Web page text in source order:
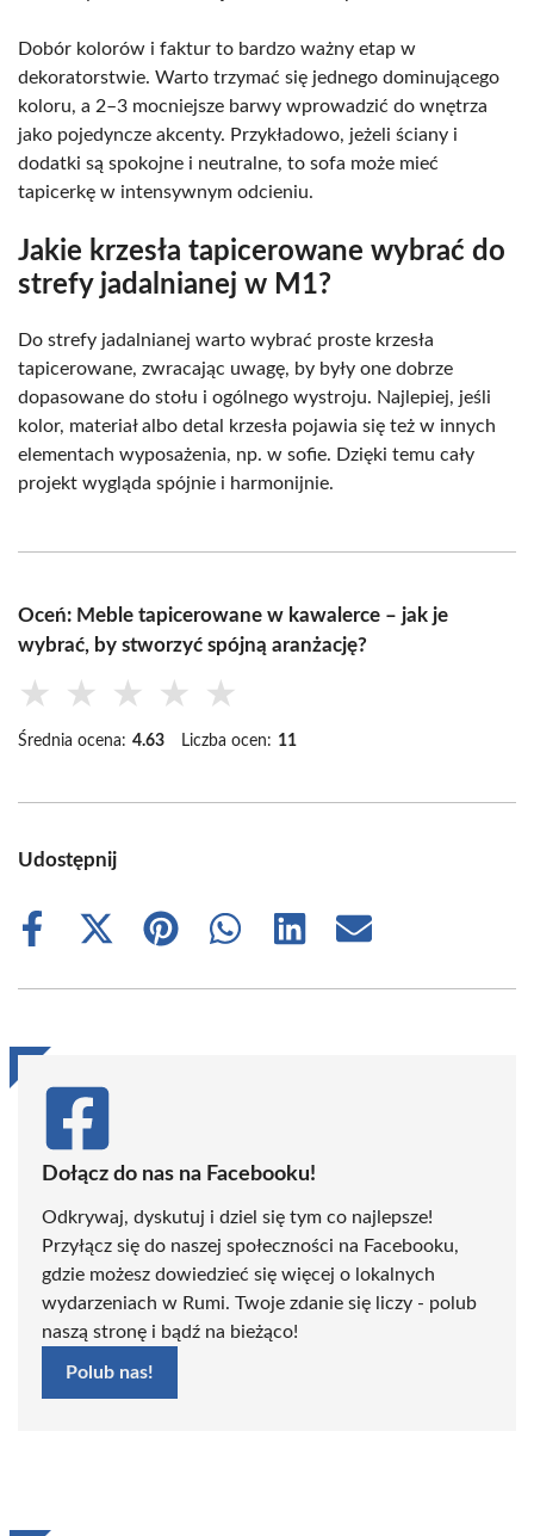
Dobór kolorów i faktur to bardzo ważny etap w
dekoratorstwie. Warto trzymać się jednego dominującego
koloru, a 2–3 mocniejsze barwy wprowadzić do wnętrza
jako pojedyncze akcenty. Przykładowo, jeżeli ściany i
dodatki są spokojne i neutralne, to sofa może mieć
tapicerkę w intensywnym odcieniu.
Jakie krzesła tapicerowane wybrać do
strefy jadalnianej w M1?
Do strefy jadalnianej warto wybrać proste krzesła
tapicerowane, zwracając uwagę, by były one dobrze
dopasowane do stołu i ogólnego wystroju. Najlepiej, jeśli
kolor, materiał albo detal krzesła pojawia się też w innych
elementach wyposażenia, np. w sofie. Dzięki temu cały
projekt wygląda spójnie i harmonijnie.
Oceń: Meble tapicerowane w kawalerce – jak je
wybrać, by stworzyć spójną aranżację?
★ ★ ★ ★ ★
Średnia ocena: 4.63 Liczba ocen: 11
Udostępnij
Share
Share
(Twitter)
Share
Share
Share
Share
Dołącz do nas na Facebooku!
Odkrywaj, dyskutuj i dziel się tym co najlepsze!
Przyłącz się do naszej społeczności na Facebooku,
gdzie możesz dowiedzieć się więcej o lokalnych
wydarzeniach w Rumi. Twoje zdanie się liczy - polub
naszą stronę i bądź na bieżąco!
Polub nas!